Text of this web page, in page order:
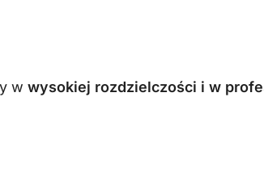
w wysokiej rozdzielczości i w